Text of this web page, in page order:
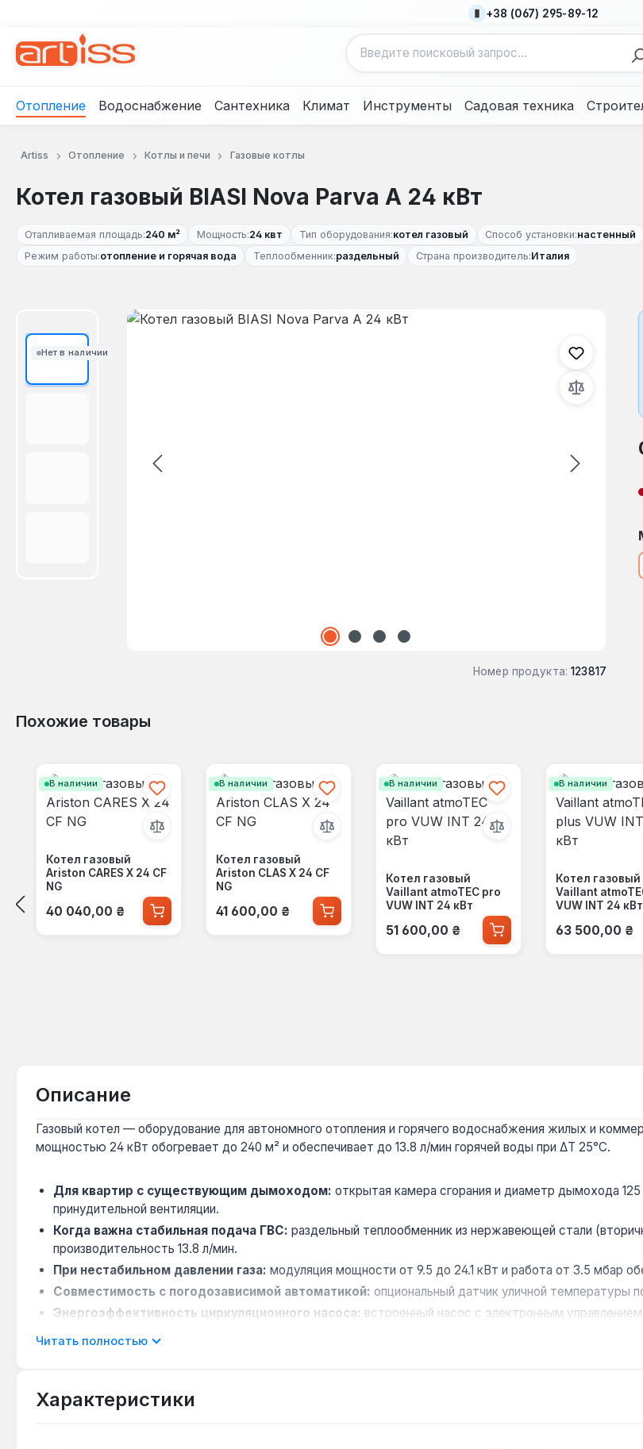
+38 (067) 295-89-12
Отопление Водоснабжение Сантехника Климат Инструменты Садовая техника
Artiss Отопление Котлы и печи Газовые котлы
Котел газовый BIASI Nova Parva A 24 кВт
Отапливаемая площадь:240 м² Мощность:24 квт Тип оборудования:котел газовый Способ установки:настенный
Режим работы:отопление и горячая вода Теплообменник:раздельный Страна производитель:Италия
Нет в наличии
Пропустить галерею изображений
Номер продукта: 123817
Похожие товары
В наличии
Котел газовый
Ariston CARES X 24 CF
NG
Обычная цена:
40 040,00 ₴
В наличии
Котел газовый
Ariston CLAS X 24 CF
NG
Обычная цена:
41 600,00 ₴
В наличии
Котел газовый
Vaillant atmoTEC pro
VUW INT 24 кВт
Обычная цена:
51 600,00 ₴
В наличии
Котел газовый
Vaillant
VUW INT 24 кВт
Обычная
63 500,00 ₴
Описание
Газовый котел — оборудование для автономного отопления и горячего водоснабжения жилых и
мощностью 24 кВт обогревает до 240 м² и обеспечивает до 13.8 л/мин горячей воды при ΔT 25°C.
Для квартир с существующим дымоходом: открытая камера сгорания и диаметр дымохода
принудительной вентиляции.
Когда важна стабильная подача ГВС: раздельный теплообменник из нержавеющей стали
производительность 13.8 л/мин.
При нестабильном давлении газа: модуляция мощности от 9.5 до 24.1 кВт и работа от 3.5 мбар
Совместимость с погодозависимой автоматикой: опциональный датчик уличной температуры
Энергоэффективность циркуляционного насоса: встроенный насос с электронным
тепловое расширение в закрытых системах отопления. Производство — Италия. Гарантия 5 лет,
Читать полностью
Характеристики